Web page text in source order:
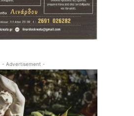
- Advertisement -